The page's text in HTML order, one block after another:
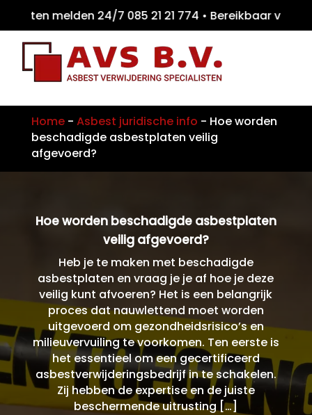
melden 24/7 085 21 21 774 •
Home- Asbest juridische info - Hoe worden
beschadigde asbestplaten veilig
afgevoerd?
Hoe worden beschadigde asbestplaten
veilig afgevoerd?
Heb je te maken met beschadigde
asbestplaten en vraag je je af hoe je deze
veilig kunt afvoeren? Het is een belangrijk
proces dat nauwlettend moet worden
uitgevoerd om gezondheidsrisico’s en
milieuvervuiling te voorkomen. Ten eerste is
het essentieel om een gecertificeerd
asbestverwijderingsbedrijf in te schakelen.
Zij hebben de expertise en de juiste
beschermende uitrusting […]